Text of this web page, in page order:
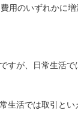
のいずれかに
が、日常生活で
活では取引とい